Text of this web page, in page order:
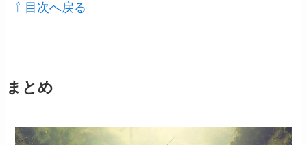
⇧ 目次へ戻る
まとめ